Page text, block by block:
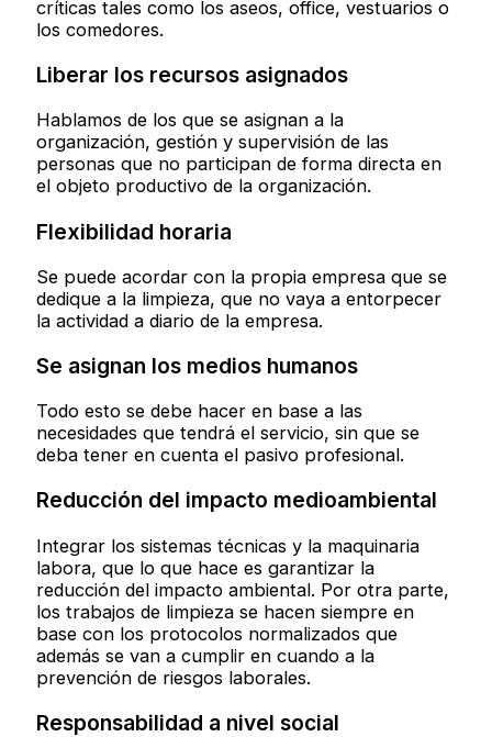
críticas tales como los aseos, office, vestuarios o
los comedores.
Liberar los recursos asignados
Hablamos de los que se asignan a la
organización, gestión y supervisión de las
personas que no participan de forma directa en
el objeto productivo de la organización.
Flexibilidad horaria
Se puede acordar con la propia empresa que se
dedique a la limpieza, que no vaya a entorpecer
la actividad a diario de la empresa.
Se asignan los medios humanos
Todo esto se debe hacer en base a las
necesidades que tendrá el servicio, sin que se
deba tener en cuenta el pasivo profesional.
Reducción del impacto medioambiental
Integrar los sistemas técnicas y la maquinaria
labora, que lo que hace es garantizar la
reducción del impacto ambiental. Por otra parte,
los trabajos de limpieza se hacen siempre en
base con los protocolos normalizados que
además se van a cumplir en cuando a la
prevención de riesgos laborales.
Responsabilidad a nivel social